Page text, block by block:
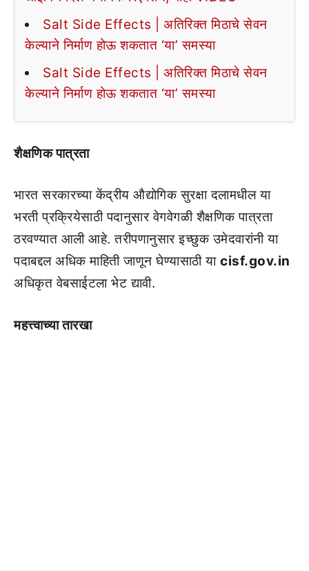
Salt Side Effects | अतिरिक्त मिठाचे सेवन
केल्याने निर्माण होऊ शकतात ‘या’ समस्या
Salt Side Effects | अतिरिक्त मिठाचे सेवन
केल्याने निर्माण होऊ शकतात ‘या’ समस्या
शैक्षणिक पात्रता
भारत सरकारच्या केंद्रीय औद्योगिक सुरक्षा दलामधील या
भरती प्रक्रियेसाठी पदानुसार वेगवेगळी शैक्षणिक पात्रता
ठरवण्यात आली आहे. तरीपणानुसार इच्छुक उमेदवारांनी या
पदाबद्दल अधिक माहिती जाणून घेण्यासाठी या cisf.gov.in
अधिकृत वेबसाईटला भेट द्यावी.
महत्त्वाच्या तारखा